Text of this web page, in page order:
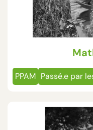
PPAM Passé.e par